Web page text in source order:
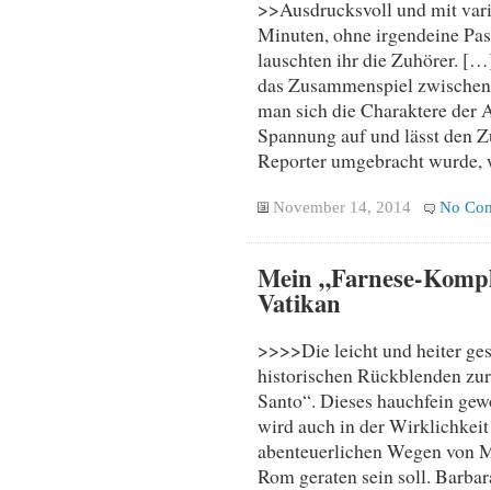
>>Ausdrucksvoll und mit
Minuten, ohne irgendeine
lauschten ihr die Zuhörer.
das Zusammenspiel
man sich die Charaktere der
Spannung auf und lässt den
Reporter umgebracht wurde,
November 14, 2014 No
Mein „Farnese-
Vatikan
>>>>Die leicht und heiter
historischen Rückblenden
Santo“. Dieses hauchfein
wird auch in der
abenteuerlichen Wegen von
Rom geraten sein soll.